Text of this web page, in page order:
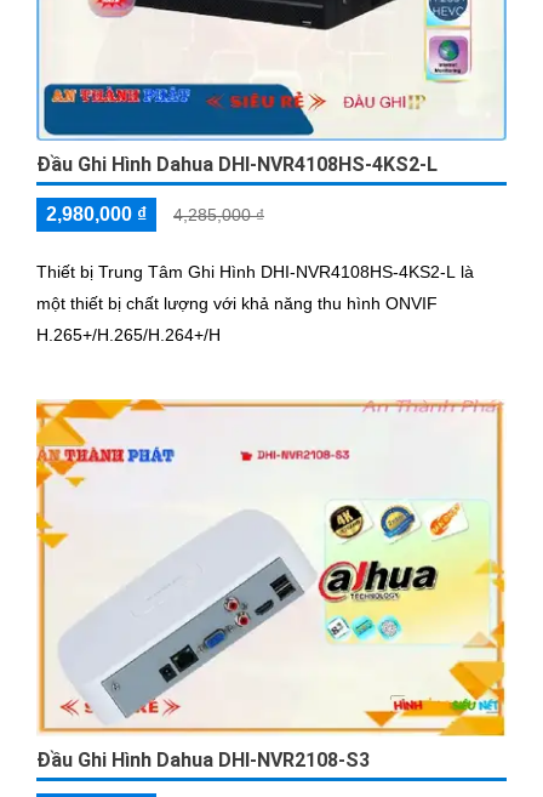
Đầu Ghi Hình Dahua DHI-NVR4108HS-4KS2-L
2,980,000 ₫ 4,285,000 ₫
Thiết bị Trung Tâm Ghi Hình DHI-NVR4108HS-4KS2-L là
một thiết bị chất lượng với khả năng thu hình ONVIF
H.265+/H.265/H.264+/H
Đầu Ghi Hình Dahua DHI-NVR2108-S3